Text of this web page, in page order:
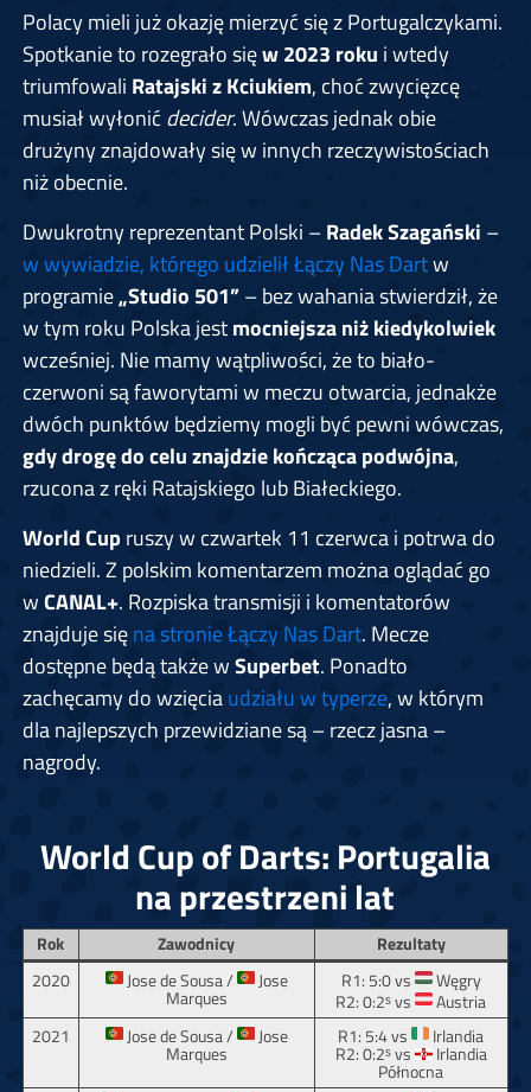
Polacy mieli już okazję mierzyć się z Portugalczykami.
Spotkanie to rozegrało sięw 2023 roku i wtedy
triumfowali Ratajski z Kciukiem, choć zwycięzcę
musiał wyłonićdecider. Wówczas jednak obie
drużyny znajdowały się w innych rzeczywistościach
niż obecnie.
Dwukrotny reprezentant Polski –Radek Szagański –
w wywiadzie, którego udzielił Łączy Nas Dartw
programie„Studio 501”– bez wahania stwierdził, że
w tym roku Polska jestmocniejsza niż kiedykolwiek
wcześniej. Nie mamy wątpliwości, że to biało-
czerwoni są faworytami w meczu otwarcia, jednakże
dwóch punktów będziemy mogli być pewni wówczas,
gdy drogę do celu znajdzie kończąca podwójna,
rzucona z ręki Ratajskiego lub Białeckiego.
World Cup ruszy w czwartek 11 czerwca i potrwa do
niedzieli. Z polskim komentarzem można oglądać go
wCANAL+. Rozpiska transmisji i komentatorów
znajduje sięna stronie Łączy Nas Dart. Mecze
dostępne będą także wSuperbet. Ponadto
zachęcamy do wzięciaudziału w typerze, w którym
dla najlepszych przewidziane są – rzecz jasna –
nagrody.
World Cup of Darts: Portugalia
na przestrzeni lat
Rok Zawodnicy
Rezultaty
2020
Jose de Sousa / Jose
Marques
R1: 5:0 vs
Węgry
R2: 0:2ˢ vs
Austria
2021
Jose de Sousa / Jose
Marques
R1: 5:4 vs Irlandia
R2: 0:2ˢ vs Irlandia
Północna